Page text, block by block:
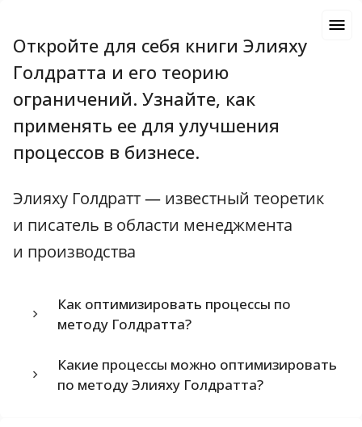
Откройте для себя книги Элияху
Голдратта и его теорию
ограничений. Узнайте, как
применять ее для улучшения
процессов в бизнесе.
Элияху Голдратт — известный теоретик
и писатель в области менеджмента
и производства
Как оптимизировать процессы по
методу Голдратта?
Какие процессы можно оптимизировать
по методу Элияху Голдратта?